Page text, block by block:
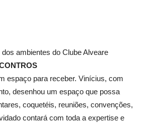
ambientes do Clube Alveare
espaço para receber. Vinícius, com
desenhou um espaço que possa
coquetéis, reuniões, convenções,
contará com toda a expertise e